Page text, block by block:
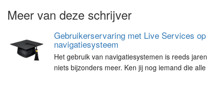
Meer van deze schrijver
Gebruikerservaring met Live Services op
navigatiesysteem
Het gebruik van navigatiesystemen is reeds jaren
niets bijzonders meer. Ken jij nog iemand die alle